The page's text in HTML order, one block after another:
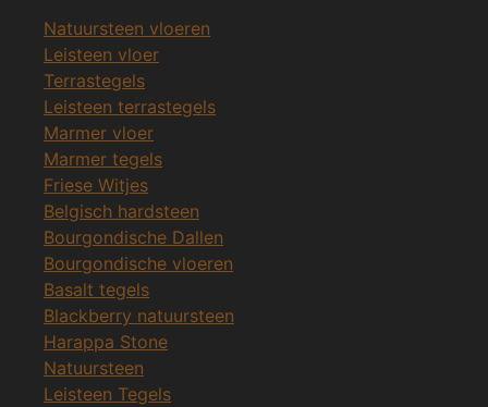
Natuursteen vloeren
Leisteen vloer
Terrastegels
Leisteen terrastegels
Marmer vloer
Marmer tegels
Friese Witjes
Belgisch hardsteen
Bourgondische Dallen
Bourgondische vloeren
Basalt tegels
Blackberry natuursteen
Harappa Stone
Natuursteen
Leisteen Tegels